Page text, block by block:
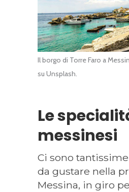
Il borgo di Torre Faro a
su Unsplash.
Le
messinesi
Ci sono
da gustare nella
Messina, in giro